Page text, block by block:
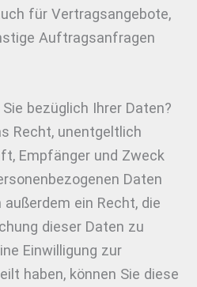
für Vertragsangebote,
Auftragsanfragen
bezüglich Ihrer Daten?
Recht, unentgeltlich
Empfänger und Zweck
Daten
ein Recht, die
dieser Daten zu
Einwilligung zur
haben, können Sie diese